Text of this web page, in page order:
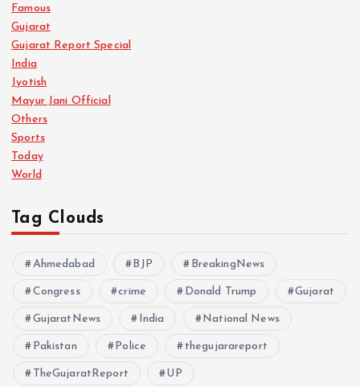
Famous
Gujarat
Gujarat Report Special
India
Jyotish
Mayur Jani Official
Others
Sports
Today
World
Tag Clouds
Ahmedabad BJP BreakingNews
Congress crime Donald Trump Gujarat
GujaratNews India National News
Pakistan Police thegujarareport
TheGujaratReport UP